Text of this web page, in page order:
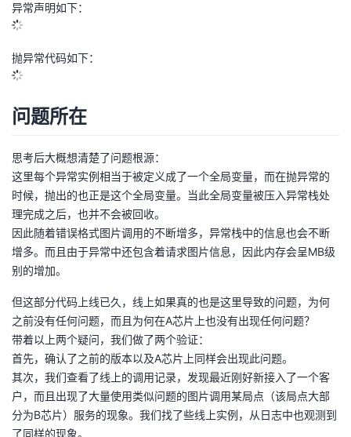
异常声明如下：
抛异常代码如下：
问题所在
思考后大概想清楚了问题根源：
这里每个异常实例相当于被定义成了一个全局变量，而在抛异常的
时候，抛出的也正是这个全局变量。当此全局变量被压入异常栈处
理完成之后，也并不会被回收。
因此随着错误格式图片调用的不断增多，异常栈中的信息也会不断
增多。而且由于异常中还包含着请求图片信息，因此内存会呈MB级
别的增加。
但这部分代码上线已久，线上如果真的也是这里导致的问题，为何
之前没有任何问题，而且为何在A芯片上也没有出现任何问题？
带着以上两个疑问，我们做了两个验证：
首先，确认了之前的版本以及A芯片上同样会出现此问题。
其次，我们查看了线上的调用记录，发现最近刚好新接入了一个客
户，而且出现了大量使用类似问题的图片调用某局点（该局点大部
分为B芯片）服务的现象。我们找了些线上实例，从日志中也观测到
了同样的现象。